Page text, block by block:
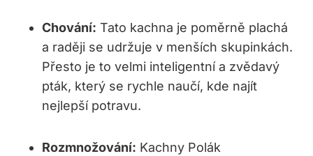
Chování: Tato kachna je poměrně plachá
a raději se udržuje v menších skupinkách.
Přesto je to velmi inteligentní a zvědavý
pták, který se rychle naučí, kde najít
nejlepší potravu.
Rozmnožování: Kachny Polák